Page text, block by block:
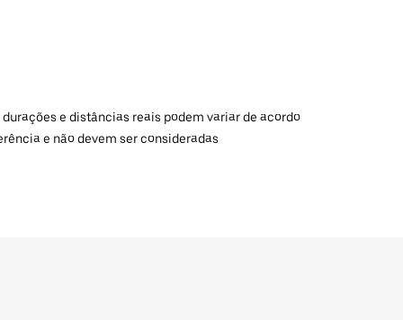
e distâncias reais podem variar de acordo
e não devem ser consideradas